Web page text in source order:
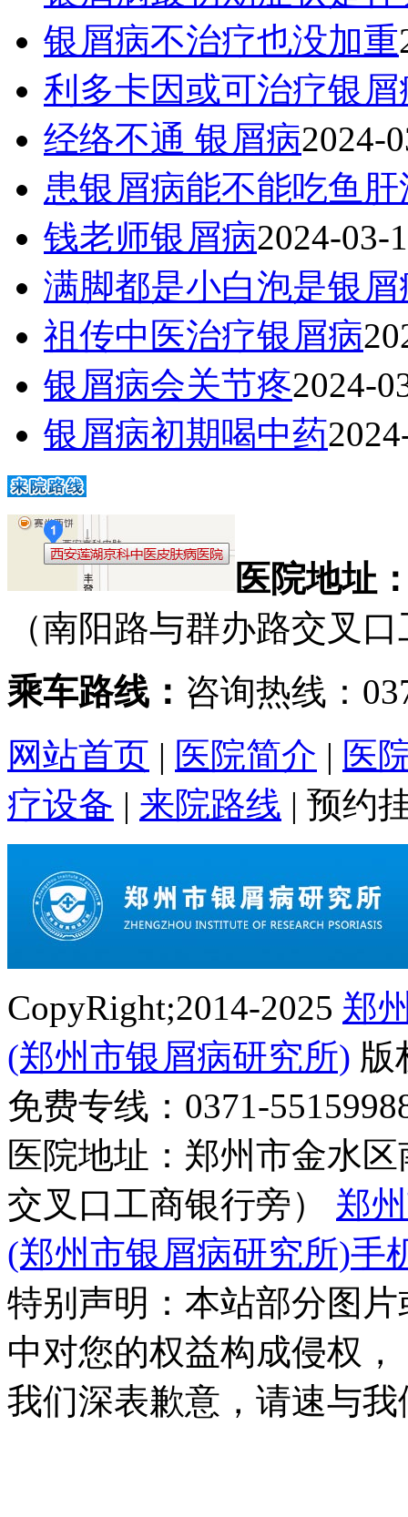
银屑病不治疗也没加重
利多卡因或可治疗银屑
经络不通 银屑病2024-
患银屑病能不能吃鱼肝
钱老师银屑病2024-03-
满脚都是小白泡是银屑
祖传中医治疗银屑病
银屑病会关节疼2024-
银屑病初期喝中药
医院地址
（南阳路与群办路交叉
乘车路线： 咨询热线：
网站首页 | 医院简介 | 医
疗设备 | 来院路线 | 预约
CopyRight;2014-2025 郑
(郑州市银屑病研究所) 版
免费专线：0371-
医院地址：郑州市金水
交叉口工商银行旁） 郑
(郑州市银屑病研究所)手
特别声明：本站部分图
中对您的权益构成侵权，
我们深表歉意，请速与